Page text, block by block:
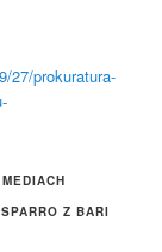
27/prokuratura-
Z BARI